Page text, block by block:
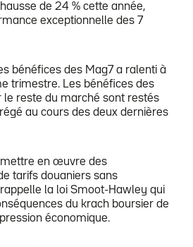
de 24 % cette année,
exceptionnelle des 7
bénéfices des Mag7 a ralenti à
trimestre. Les bénéfices des
le reste du marché sont restés
au cours des deux dernières
en œuvre des
tarifs douaniers sans
la loi Smoot-Hawley qui
du krach boursier de
économique.